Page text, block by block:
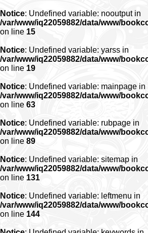
Notice: Undefined variable: nooutput in
/var/www/iq22059882/data/www/
on line 15
Notice: Undefined variable: yarss in
/var/www/iq22059882/data/www/
on line 19
Notice: Undefined variable: mainpage in
/var/www/iq22059882/data/www/
on line 63
Notice: Undefined variable: rubpage in
/var/www/iq22059882/data/www/
on line 89
Notice: Undefined variable: sitemap in
/var/www/iq22059882/data/www/
on line 131
Notice: Undefined variable: leftmenu in
/var/www/iq22059882/data/www/
on line 144